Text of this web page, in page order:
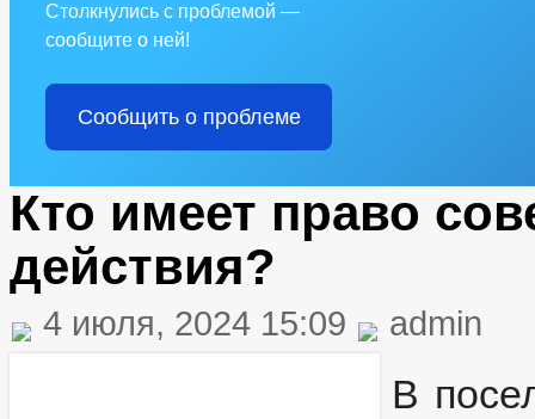
Столкнулись с проблемой —
сообщите о ней!
Сообщить о проблеме
Кто имеет право
действия?
4 июля, 2024 15:09 admin
В